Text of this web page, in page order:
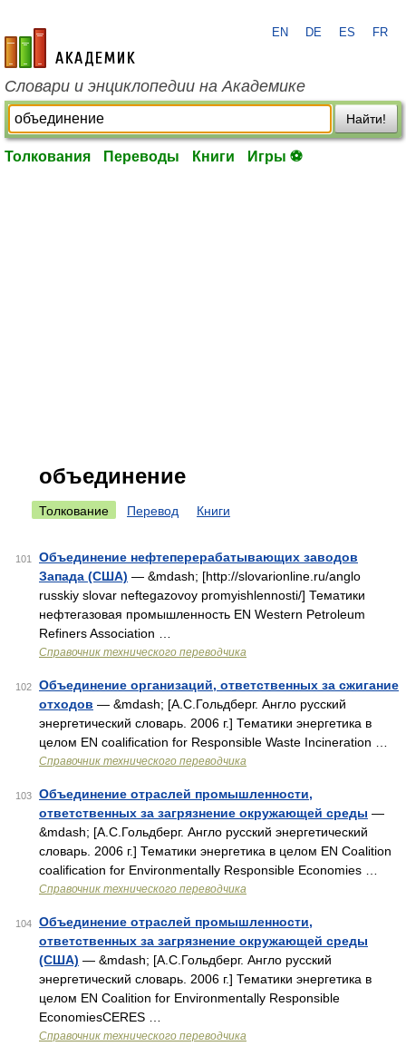
academic.ru
EN DE ES FR
Словари и энциклопедии на Академике
Найти!
Толкования Переводы Книги Игры ⚽
объединение
Толкование Перевод Книги
101
Объединение нефтеперерабатывающих заводов
Запада (США) — &mdash; [http://slovarionline.ru/anglo
russkiy slovar neftegazovoy promyishlennosti/] Тематики
нефтегазовая промышленность EN Western Petroleum
Refiners Association …
Справочник технического переводчика
102
Объединение организаций, ответственных за сжигание
отходов — &mdash; [А.С.Гольдберг. Англо русский
энергетический словарь. 2006 г.] Тематики энергетика в
целом EN coalification for Responsible Waste Incineration …
Справочник технического переводчика
103
Объединение отраслей промышленности,
ответственных за загрязнение окружающей среды —
&mdash; [А.С.Гольдберг. Англо русский энергетический
словарь. 2006 г.] Тематики энергетика в целом EN Coalition
coalification for Environmentally Responsible Economies …
Справочник технического переводчика
104
Объединение отраслей промышленности,
ответственных за загрязнение окружающей среды
(США) — &mdash; [А.С.Гольдберг. Англо русский
энергетический словарь. 2006 г.] Тематики энергетика в
целом EN Coalition for Environmentally Responsible
EconomiesCERES …
Справочник технического переводчика